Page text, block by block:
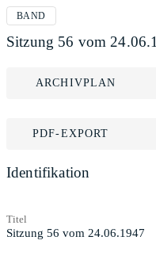
BAND
Sitzung 56 vom
ARCHIVPLAN
PDF-EXPORT
Identifikation
Titel
Sitzung 56 vom 24.06.1947